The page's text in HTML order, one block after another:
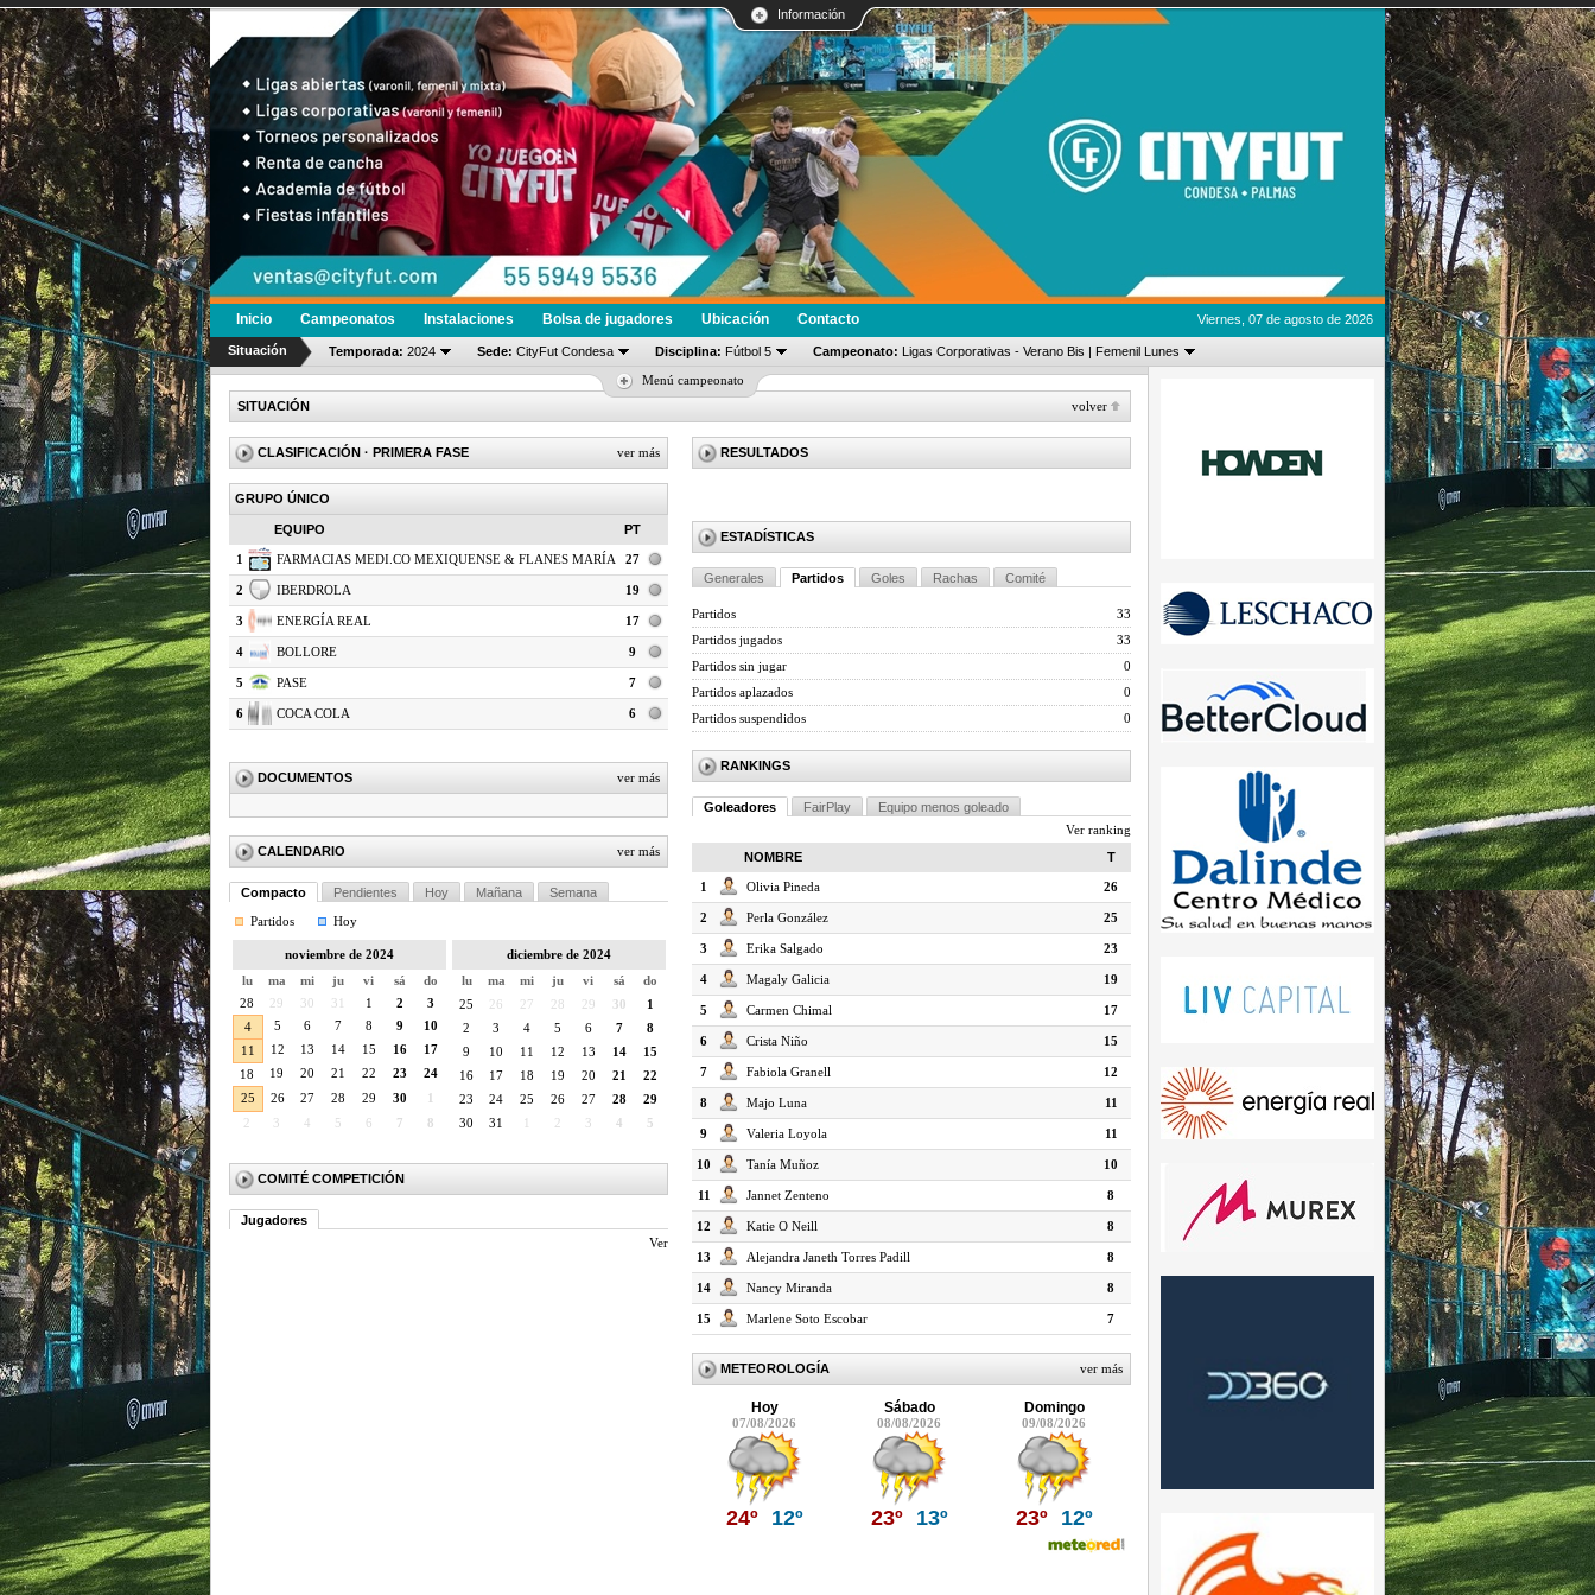
Información
Inicio Campeonatos Instalaciones Bolsa de jugadores Ubicación Contacto Viernes, 07 de agosto de 2026
Situación Temporada: 2024 Sede: CityFut Condesa Disciplina: Fútbol 5 Campeonato: Ligas Corporativas - Verano Bis | Femenil Lunes
Menú campeonato
SITUACIÓN
volver
CLASIFICACIÓN · PRIMERA FASE ver más
GRUPO ÚNICO
EQUIPO PT
1 FARMACIAS MEDI.CO MEXIQUENSE & FLANES MARÍA 27
2 IBERDROLA 19
3 ENERGÍA REAL 17
4 BOLLORE 9
5 PASE 7
6 COCA COLA 6
DOCUMENTOS ver más
CALENDARIO ver más
Compacto Pendientes Hoy Mañana
Semana
Partidos
Hoy
noviembre de 2024
lu
ma mi ju vi sá
do
28
29 30 31 1 2
3
4
5 6 7 8 9
10
11
12 13 14 15 16
17
18
19 20 21 22 23
24
25
26 27 28 29 30
2
3 4 5 6 7 8
diciembre de 2024
lu
ma mi ju vi sá
do
25
26 27 28 29 30
1
2
3 4 5 6 7
8
9
10 11 12 13 14
15
16
17 18 19 20 21
22
23
24 25 26 27 28
29
30
31 2 3 4 5
COMITÉ COMPETICIÓN
Jugadores
Ver
RESULTADOS
ESTADÍSTICAS
Generales Partidos Goles Rachas Comité
Partidos
33
Partidos jugados
33
Partidos sin jugar
0
Partidos aplazados
0
Partidos suspendidos
0
RANKINGS
Goleadores FairPlay
Equipo menos goleado
Ver ranking
NOMBRE
T
1 Olivia Pineda 26
2 Perla González 25
3 Erika Salgado 23
4 Magaly Galicia 19
5 Carmen Chimal 17
6 Crista Niño 15
7 Fabiola Granell 12
8 Majo Luna 11
9 Valeria Loyola 11
10 Tanía Muñoz 10
11 Jannet Zenteno 8
12 Katie O Neill 8
13 Alejandra Janeth Torres Padill 8
14 Nancy Miranda 8
15 Marlene Soto Escobar 7
METEOROLOGÍA ver más
Hoy
07/08/2026
24º 12º
Sábado
08/08/2026
23º 13º
Domingo
09/08/2026
23º 12º